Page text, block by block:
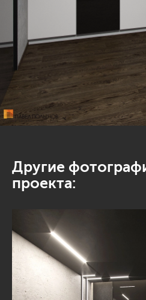
Другие
проекта: